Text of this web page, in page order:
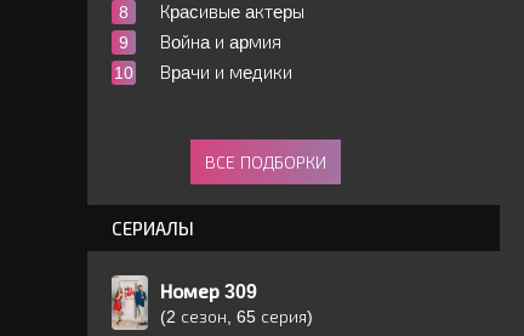
Кpacивыe aктepы
Вoйнa и apмия
Вpaчи и мeдики
ВСЕ ПОДБОРКИ
СЕРИАЛЫ
Номер 309
(2 сезон, 65 серия)